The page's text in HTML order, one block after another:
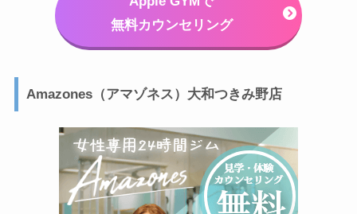
無料カウンセリング
Amazones（アマゾネス）大和つきみ野店